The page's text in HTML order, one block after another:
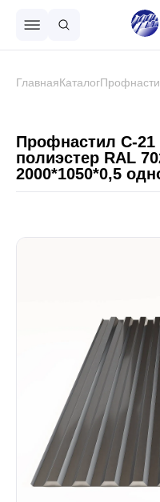
Сваи винтовые
Забор
Кровля
ГлавнаяКаталог
Профнастил С-21
полиэстер RAL
2000*1050*0,5